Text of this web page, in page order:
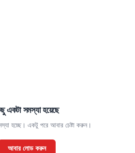
একটা সমস্যা হয়েছে
হচ্ছে। একটু পরে আবার চেষ্টা করুন।
আবার লোড করুন